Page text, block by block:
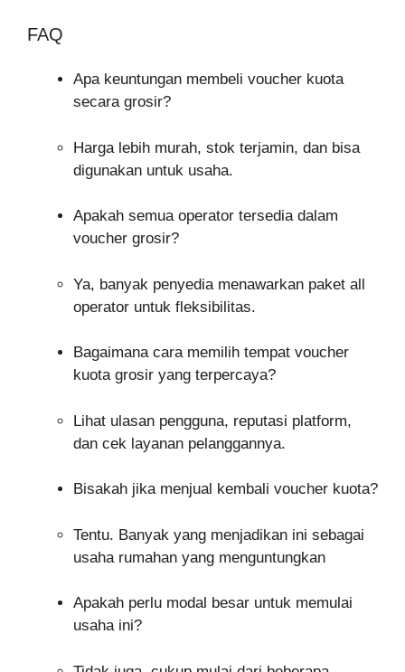
FAQ
Apa keuntungan membeli voucher kuota
secara grosir?
Harga lebih murah, stok terjamin, dan bisa
digunakan untuk usaha.
Apakah semua operator tersedia dalam
voucher grosir?
Ya, banyak penyedia menawarkan paket all
operator untuk fleksibilitas.
Bagaimana cara memilih tempat voucher
kuota grosir yang terpercaya?
Lihat ulasan pengguna, reputasi platform,
dan cek layanan pelanggannya.
Bisakah jika menjual kembali voucher kuota?
Tentu. Banyak yang menjadikan ini sebagai
usaha rumahan yang menguntungkan
Apakah perlu modal besar untuk memulai
usaha ini?